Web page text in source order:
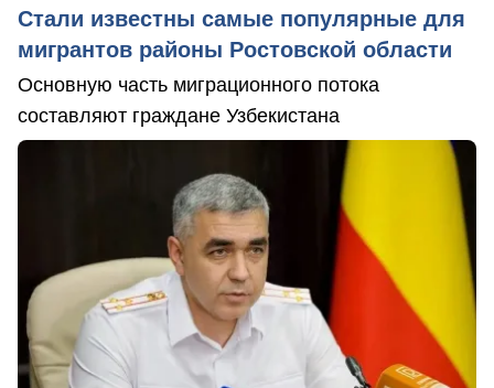
Стали известны самые популярные для
мигрантов районы Ростовской области
Основную часть миграционного потока
составляют граждане Узбекистана